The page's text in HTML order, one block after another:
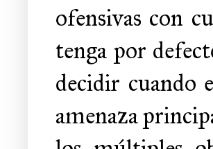
ofensivas con
tenga por
decidir cuando
amenaza